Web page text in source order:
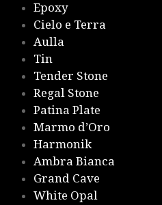
Epoxy
Cielo e Terra
Aulla
Tin
Tender Stone
Regal Stone
Patina Plate
Marmo d’Oro
Harmonik
Ambra Bianca
Grand Cave
White Opal